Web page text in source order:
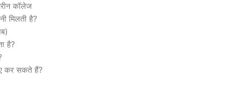
कॉलेज
मिलती है?
है?
कर सकते हैं?